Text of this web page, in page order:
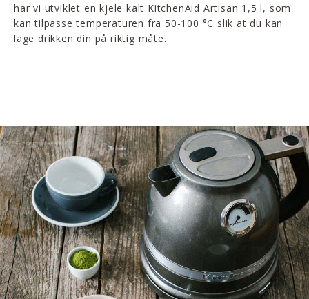
har vi utviklet en kjele kalt KitchenAid Artisan 1,5 l, som
kan tilpasse temperaturen fra 50-100 °C slik at du kan
lage drikken din på riktig måte.